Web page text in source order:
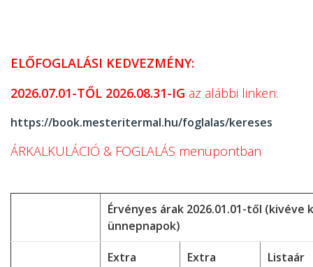
ELŐFOGLALÁSI KEDVEZMÉNY:
2026.07.01-TŐL 2026.08.31-IG az alábbi linken:
https://book.mesteritermal.hu/foglalas/kereses
ÁRKALKULÁCIÓ & FOGLALÁS menüpontban
Érvényes árak 2026.01.01-től (kivéve
ünnepnapok)
Extra
Extra
Listaár